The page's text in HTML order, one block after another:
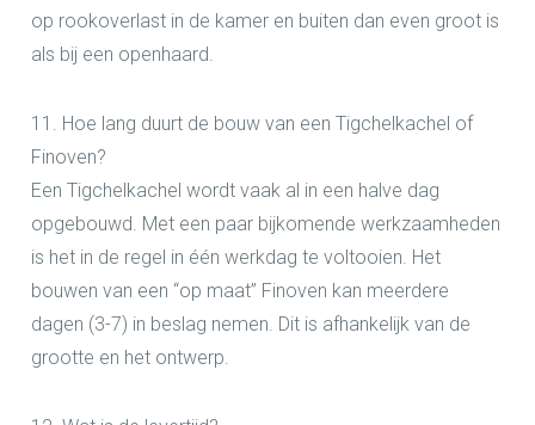
op rookoverlast in de kamer en buiten dan even groot is
als bij een openhaard.
11. Hoe lang duurt de bouw van een Tigchelkachel of
Finoven?
Een Tigchelkachel wordt vaak al in een halve dag
opgebouwd. Met een paar bijkomende werkzaamheden
is het in de regel in één werkdag te voltooien. Het
bouwen van een “op maat” Finoven kan meerdere
dagen (3-7) in beslag nemen. Dit is afhankelijk van de
grootte en het ontwerp.